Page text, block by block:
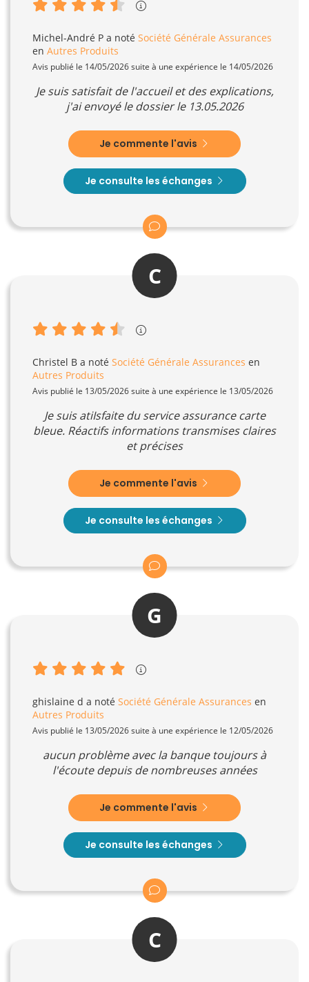
Michel-André P a noté Société Générale Assurances
en Autres Produits
Avis publié le 14/05/2026 suite à une expérience le 14/05/2026
Je suis satisfait de l'accueil et des explications,
j'ai envoyé le dossier le 13.05.2026
Je commente l'avis
Je consulte les échanges
C
Christel B a noté Société Générale Assurances en
Autres Produits
Avis publié le 13/05/2026 suite à une expérience le 13/05/2026
Je suis atiIsfaite du service assurance carte
bleue. Réactifs informations transmises claires
et précises
Je commente l'avis
Je consulte les échanges
G
ghislaine d a noté Société Générale Assurances en
Autres Produits
Avis publié le 13/05/2026 suite à une expérience le 12/05/2026
aucun problème avec la banque toujours à
l'écoute depuis de nombreuses années
Je commente l'avis
Je consulte les échanges
C